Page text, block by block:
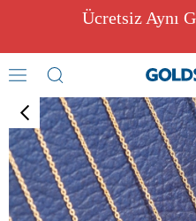
Ücretsiz Aynı
Tektaş Kolye